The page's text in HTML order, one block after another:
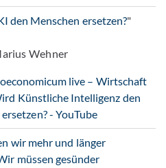
den Menschen ersetzen?"
Wehner
live – Wirtschaft
Künstliche Intelligenz den
- YouTube
wir mehr und länger
müssen gesünder